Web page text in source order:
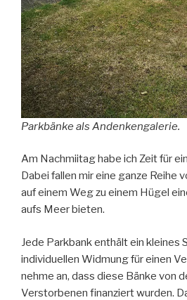
Parkbänke als Andenkengalerie.
Am Nachmiitag habe ich Zeit für
Dabei fallen mir eine ganze Reihe
auf einem Weg zu einem Hügel
aufs Meer bieten.
Jede Parkbank enthält ein kleines
individuellen Widmung für einen
nehme an, dass diese Bänke von
Verstorbenen finanziert wurden.